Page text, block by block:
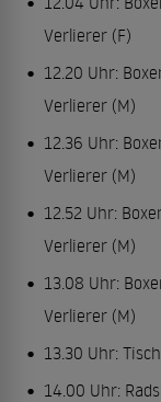
Verlierer (F)
12.20 Uhr:
Verlierer (M)
12.36 Uhr:
Verlierer (M)
12.52 Uhr:
Verlierer (M)
13.08 Uhr:
Verlierer (M)
13.30 Uhr:
14.00 Uhr: